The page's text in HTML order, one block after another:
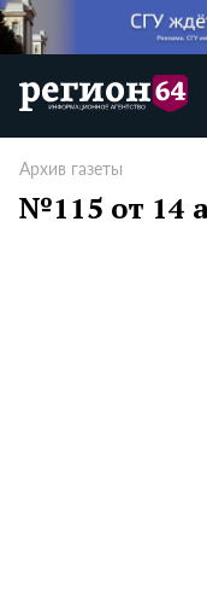
Архив газеты
№115 от 14